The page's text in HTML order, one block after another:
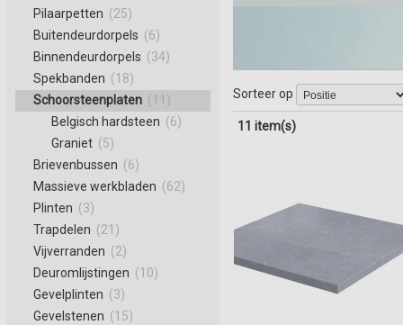
Sorteer op
11 item(s)
Pilaarpetten (25)
Buitendeurdorpels (6)
Binnendeurdorpels (34)
Spekbanden (18)
Schoorsteenplaten (11)
Belgisch hardsteen (6)
Graniet (5)
Brievenbussen (6)
Massieve werkbladen (62)
Plinten (3)
Trapdelen (21)
Vijverranden (2)
Deuromlijstingen (10)
Gevelplinten (3)
Gevelstenen (15)